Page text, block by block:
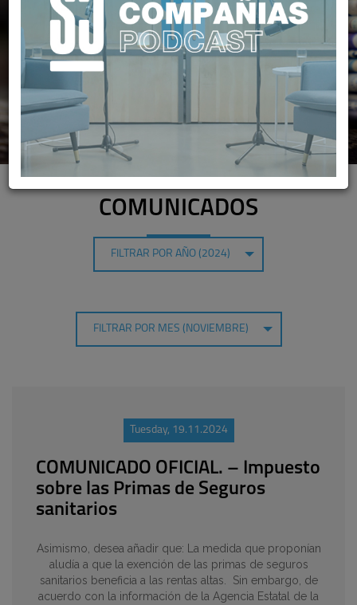
COMUNICADOS
FILTRAR POR AÑO (2024)
FILTRAR POR MES (NOVIEMBRE)
Tuesday, 19.11.2024
COMUNICADO OFICIAL. – Impuesto
sobre las Primas de Seguros
sanitarios
Asimismo, desea añadir que: La medida que proponían
aludía a que la exención de las primas de seguros
sanitarios beneficia a las rentas altas. Sin embargo, de
acuerdo con la información de la Agencia Estatal de la